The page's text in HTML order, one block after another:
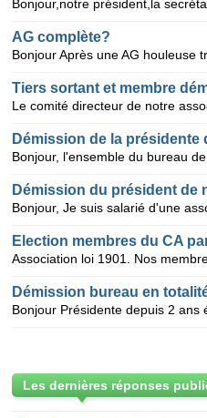
AG complète?
Tiers sortant et membre
Démission du président de
Election membres du CA
Démission bureau en
Les dernières réponses